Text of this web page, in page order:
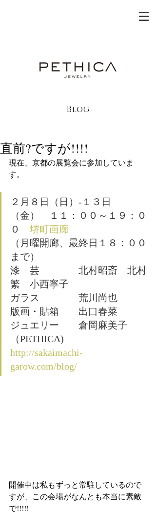
Blog
直前?ですが!!!!
現在、京都の展覧会に参加していま
す。
２月８日（日）-１３日
（金）　１１：００～１９：０
０ 堺町画廊
（月曜開廊、最終日１８：００
まで）
漆　芸　　　　北村昭斎　北村
繁　小西寧子
ガラス　　　　荒川尚也
版画・貼箱　　出口春菜
ジュエリー　　倉岡麻美子
（PETHICA)
http://sakaimachi-
garow.com/blog/
開催中は私もずっと常駐しているので
すが、この会場がなんとも本当に素敵
で!!!!!